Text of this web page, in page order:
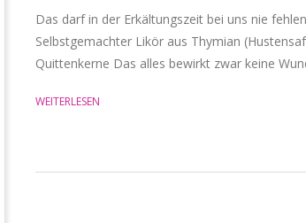
Das darf in der Erkältungszeit bei uns nie
Selbstgemachter Likör aus Thymian
Quittenkerne Das alles bewirkt zwar keine
WEITERLESEN